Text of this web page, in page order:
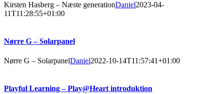
Kirsten Hasberg – Næste generationDaniel2023-04-
11T11:28:55+01:00
Nørre G – Solarpanel
Nørre G – SolarpanelDaniel2022-10-14T11:57:41+01:00
Playful Learning – Play@Heart introduktion